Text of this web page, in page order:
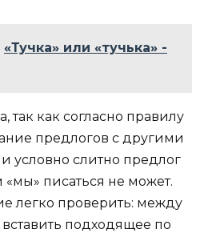
«Тучка» или «тучька» -
так как согласно правилу
предлогов с другими
условно слитно предлог
писаться не может.
легко проверить: между
подходящее по